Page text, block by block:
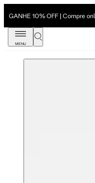
GANHE 10% OFF | Compre
MENU